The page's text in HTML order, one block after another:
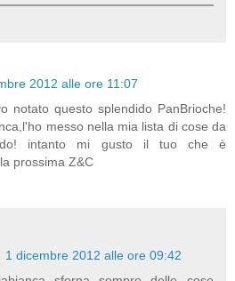
2012 alle ore 11:07
notato questo splendido PanBrioche!
messo nella mia lista di cose da
intanto mi gusto il tuo che è
prossima Z&C
1 dicembre 2012 alle ore 09:42